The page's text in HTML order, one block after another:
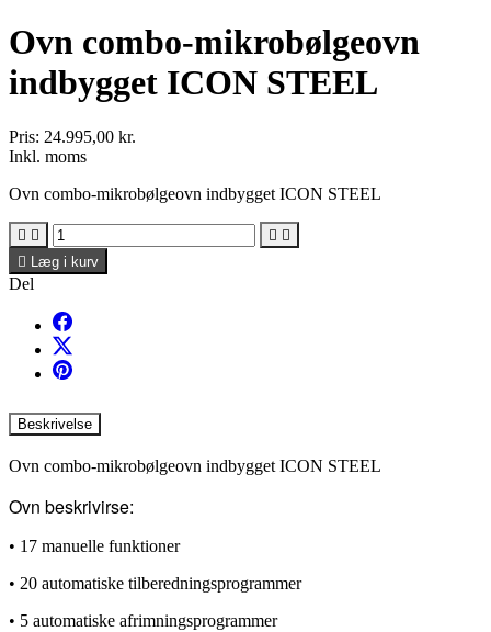
Ovn combo-mikrobølgeovn
indbygget ICON STEEL
Pris: 24.995,00 kr.
Inkl. moms
Ovn combo-mikrobølgeovn indbygget ICON STEEL
   
 Læg i kurv
Del
Beskrivelse
Ovn combo-mikrobølgeovn indbygget ICON STEEL
Ovn beskrivirse:
• 17 manuelle funktioner
• 20 automatiske tilberedningsprogrammer
• 5 automatiske afrimningsprogrammer